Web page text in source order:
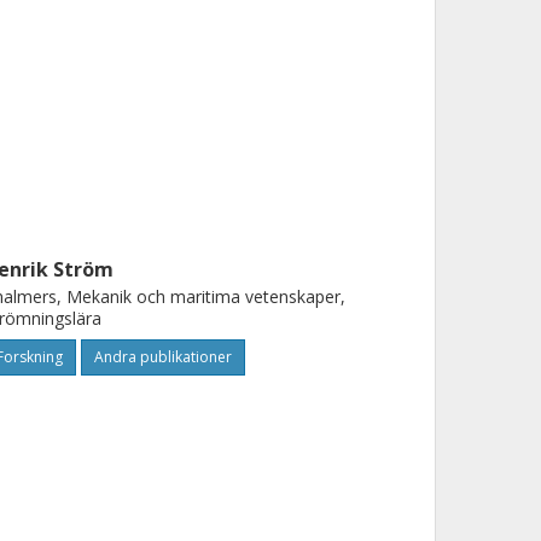
Ström
Mekanik och maritima vetenskaper,
Andra publikationer